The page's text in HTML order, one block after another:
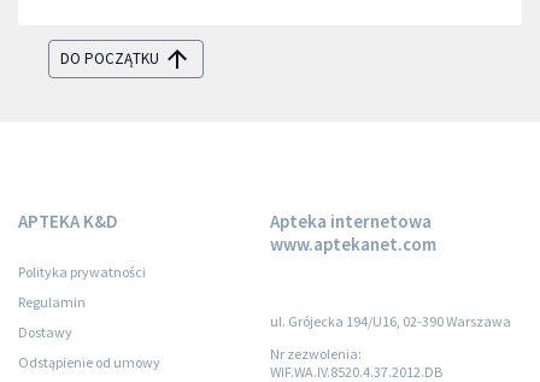
DO POCZĄTKU
APTEKA K&D
Polityka prywatności
Regulamin
Dostawy
Odstąpienie od umowy
Apteka internetowa
www.aptekanet.com
ul. Grójecka 194/U16, 02-390 Warszawa
Nr zezwolenia:
WIF.WA.IV.8520.4.37.2012.DB